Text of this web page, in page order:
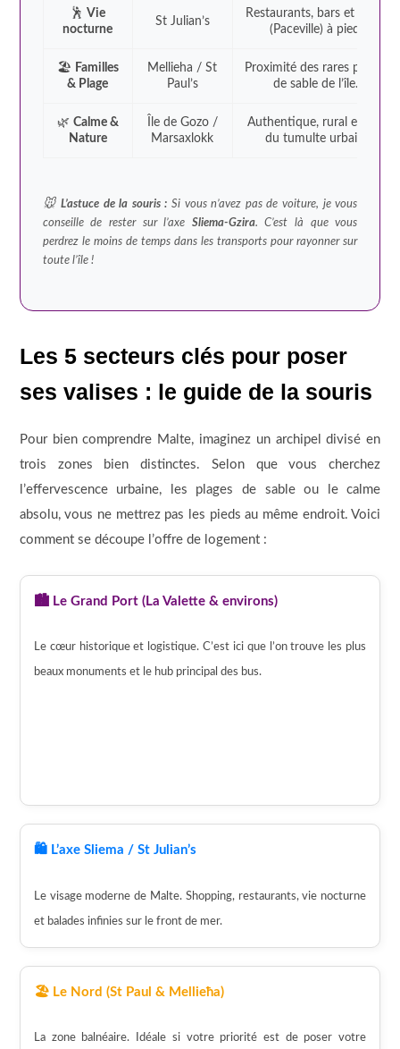
🕺 Vie
nocturne
St Julian’s
Restaurants, bars et clubs
(Paceville) à pied.
🏖️ Familles
& Plage
Mellieha / St
Paul’s
Proximité des rares plages
de sable de l’île.
🌿 Calme &
Nature
Île de Gozo /
Marsaxlokk
Authentique, rural et loin
du tumulte urbain.
🐭L’astuce de la souris : Si vous n’avez pas de voiture, je vous
conseille de rester sur l’axe Sliema-Gzira. C’est là que vous
perdrez le moins de temps dans les transports pour rayonner sur
toute l’île !
Les 5 secteurs clés pour poser
ses valises : le guide de la souris
Pour bien comprendre Malte, imaginez un archipel divisé en
trois zones bien distinctes. Selon que vous cherchez
l’effervescence urbaine, les plages de sable ou le calme
absolu, vous ne mettrez pas les pieds au même endroit. Voici
comment se découpe l’offre de logement :
🏙️ Le Grand Port (La Valette & environs)
Le cœur historique et logistique. C’est ici que l’on trouve les plus
beaux monuments et le hub principal des bus.
🛍️ L’axe Sliema / St Julian’s
Le visage moderne de Malte. Shopping, restaurants, vie nocturne
et balades infinies sur le front de mer.
🏖️ Le Nord (St Paul & Mellieħa)
La zone balnéaire. Idéale si votre priorité est de poser votre